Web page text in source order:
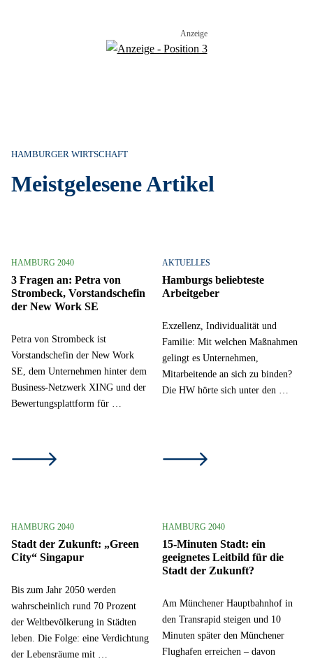
HAMBURGER WIRTSCHAFT
Meistgelesene Artikel
HAMBURG 2040
3 Fragen an: Petra von
Strombeck, Vorstandschefin
der New Work SE
Petra von Strombeck ist
Vorstandschefin der New Work
SE, dem Unternehmen hinter dem
Business-Netzwerk XING und der
Bewertungsplattform für …
AKTUELLES
Hamburgs beliebteste
Arbeitgeber
Exzellenz, Individualität und
Familie: Mit welchen Maßnahmen
gelingt es Unternehmen,
Mitarbeitende an sich zu binden?
Die HW hörte sich unter den …
HAMBURG 2040
Stadt der Zukunft: „Green
City“ Singapur
Bis zum Jahr 2050 werden
wahrscheinlich rund 70 Prozent
der Weltbevölkerung in Städten
leben. Die Folge: eine Verdichtung
der Lebensräume mit …
HAMBURG 2040
15-Minuten Stadt: ein
geeignetes Leitbild für die
Stadt der Zukunft?
Am Münchener Hauptbahnhof in
den Transrapid steigen und 10
Minuten später den Münchener
Flughafen erreichen – davon